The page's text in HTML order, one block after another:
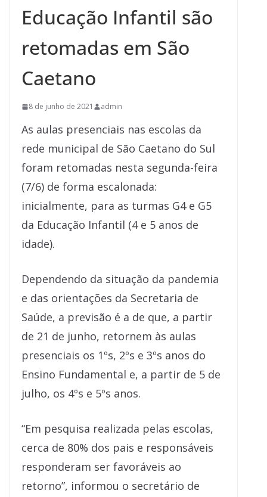
Educação Infantil são
retomadas em São
Caetano
8 de junho de 2021 admin
As aulas presenciais nas escolas da
rede municipal de São Caetano do Sul
foram retomadas nesta segunda-feira
(7/6) de forma escalonada:
inicialmente, para as turmas G4 e G5
da Educação Infantil (4 e 5 anos de
idade).
Dependendo da situação da pandemia
e das orientações da Secretaria de
Saúde, a previsão é a de que, a partir
de 21 de junho, retornem às aulas
presenciais os 1ºs, 2ºs e 3ºs anos do
Ensino Fundamental e, a partir de 5 de
julho, os 4ºs e 5ºs anos.
“Em pesquisa realizada pelas escolas,
cerca de 80% dos pais e responsáveis
responderam ser favoráveis ao
retorno”, informou o secretário de